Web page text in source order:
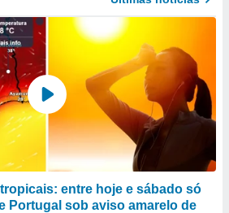
entre hoje e sábado só
Portugal sob aviso amarelo de